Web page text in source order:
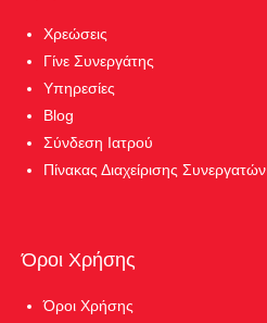
Χρεώσεις
Γίνε Συνεργάτης
Υπηρεσίες
Blog
Σύνδεση Ιατρού
Πίνακας Διαχείρισης Συνεργατών
Όροι Χρήσης
Όροι Χρήσης